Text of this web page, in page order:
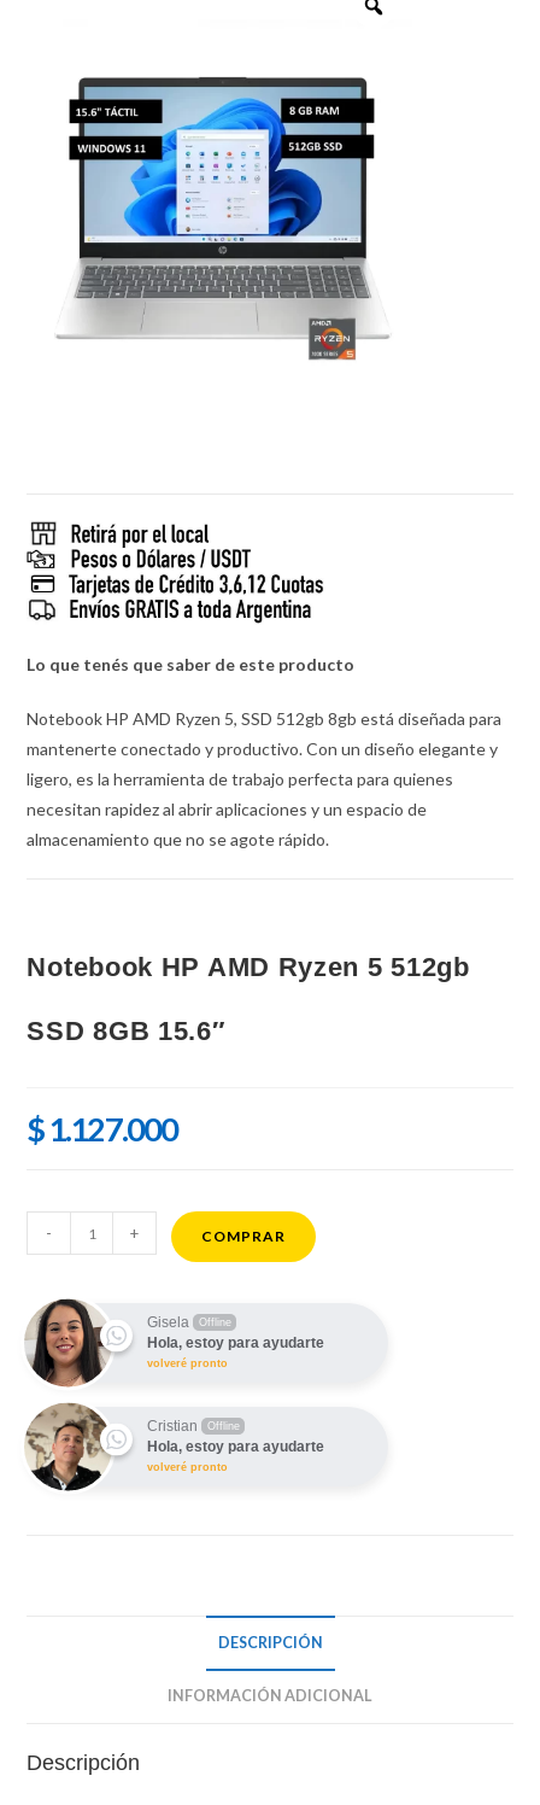
Lo que tenés que saber de este producto
Notebook HP AMD Ryzen 5, SSD 512gb 8gbestá diseñada para
mantenerte conectado y productivo.Con un diseño elegante y
ligero, es la herramienta de trabajo perfecta para quienes
necesitan rapidez al abrir aplicaciones y un espacio de
almacenamiento que no se agote rápido.
Notebook HP AMD Ryzen 5 512gb
SSD 8GB 15.6″
$1.127.000
Notebook
HP
Ryzen
5
512gb
SSD
8GB
15.6"
cantidad
- + COMPRAR
Gisela Offline
Hola, estoy para ayudarte
volveré pronto
Cristian Offline
Hola, estoy para ayudarte
volveré pronto
DESCRIPCIÓN
INFORMACIÓN ADICIONAL
Descripción